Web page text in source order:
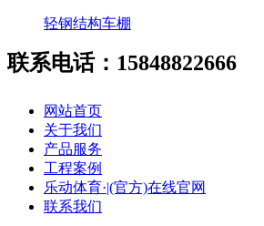
轻钢结构车棚
联系电话：15848822666
网站首页
关于我们
产品服务
工程案例
乐动体育·|(官方)在线官网
联系我们